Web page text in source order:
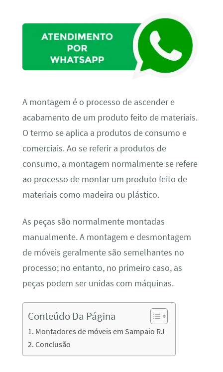
A montagem é o processo de ascender e
acabamento de um produto feito de materiais.
O termo se aplica a produtos de consumo e
comerciais. Ao se referir a produtos de
consumo, a montagem normalmente se refere
ao processo de montar um produto feito de
materiais como madeira ou plástico.
As peças são normalmente montadas
manualmente. A montagem e desmontagem
de móveis geralmente são semelhantes no
processo; no entanto, no primeiro caso, as
peças podem ser unidas com máquinas.
Conteúdo Da Página
Montadores de móveis em Sampaio RJ
Conclusão